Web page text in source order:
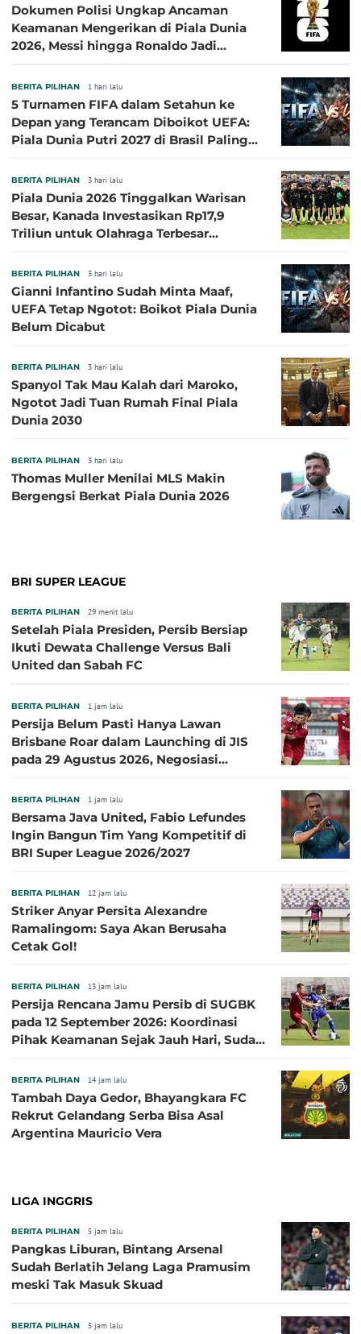
Dokumen Polisi Ungkap Ancaman
Keamanan Mengerikan di Piala Dunia
2026, Messi hingga Ronaldo Jadi
BERITA PILIHAN 1 hari lalu
5 Turnamen FIFA dalam Setahun ke
Depan yang Terancam Diboikot UEFA:
Piala Dunia Putri 2027 di Brasil Paling
BERITA PILIHAN 3 hari lalu
Piala Dunia 2026 Tinggalkan Warisan
Besar, Kanada Investasikan Rp17,9
Triliun untuk Olahraga Terbesar
BERITA PILIHAN 3 hari lalu
Gianni Infantino Sudah Minta Maaf,
UEFA Tetap Ngotot: Boikot Piala Dunia
Belum Dicabut
BERITA PILIHAN 3 hari lalu
Spanyol Tak Mau Kalah dari Maroko,
Ngotot Jadi Tuan Rumah Final Piala
Dunia 2030
BERITA PILIHAN 3 hari lalu
Thomas Muller Menilai MLS Makin
Bergengsi Berkat Piala Dunia 2026
BRI SUPER LEAGUE
BERITA PILIHAN 29 menit lalu
Setelah Piala Presiden, Persib Bersiap
Ikuti Dewata Challenge Versus Bali
United dan Sabah FC
BERITA PILIHAN 1 jam lalu
Persija Belum Pasti Hanya Lawan
Brisbane Roar dalam Launching di JIS
pada 29 Agustus 2026, Negosiasi
BERITA PILIHAN 1 jam lalu
Bersama Java United, Fabio Lefundes
Ingin Bangun Tim Yang Kompetitif di
BRI Super League 2026/2027
BERITA PILIHAN 12 jam lalu
Striker Anyar Persita Alexandre
Ramalingom: Saya Akan Berusaha
Cetak Gol!
BERITA PILIHAN 13 jam lalu
Persija Rencana Jamu Persib di SUGBK
pada 12 September 2026: Koordinasi
Pihak Keamanan Sejak Jauh Hari, Sudah
BERITA PILIHAN 14 jam lalu
Tambah Daya Gedor, Bhayangkara FC
Rekrut Gelandang Serba Bisa Asal
Argentina Mauricio Vera
LIGA INGGRIS
BERITA PILIHAN 5 jam lalu
Pangkas Liburan, Bintang Arsenal
Sudah Berlatih Jelang Laga Pramusim
meski Tak Masuk Skuad
BERITA PILIHAN 5 jam lalu